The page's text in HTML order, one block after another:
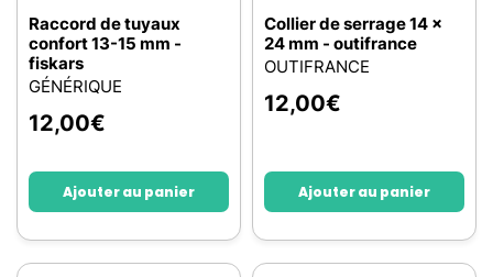
Raccord de tuyaux
confort 13-15 mm -
fiskars
GÉNÉRIQUE
12,00€
Ajouter au panier
Collier de serrage 14 x
24 mm - outifrance
OUTIFRANCE
12,00€
Ajouter au panier